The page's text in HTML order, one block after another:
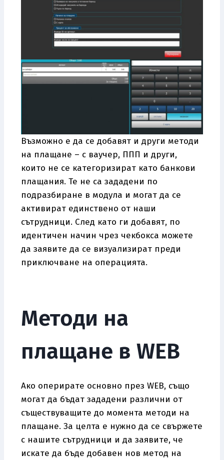
Възможно е да се добавят и други методи
на плащане – с ваучер, ППП и други,
които не се категоризират като банкови
плащания. Те не са зададени по
подразбиране в модула и могат да се
активират единствено от наши
сътрудници. След като ги добавят, по
идентичен начин чрез чекбокса можете
да заявите да се визуализират преди
приключване на операцията.
Методи на
плащане в WEB
Ако оперирате основно през WEB, също
могат да бъдат зададени различни от
съществуващите до момента методи на
плащане. За целта е нужно да се свържете
с нашите сътрудници и да заявите, че
искате да бъде добавен нов метод на